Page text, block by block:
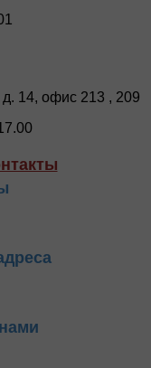
д. 14, офис 213 , 209